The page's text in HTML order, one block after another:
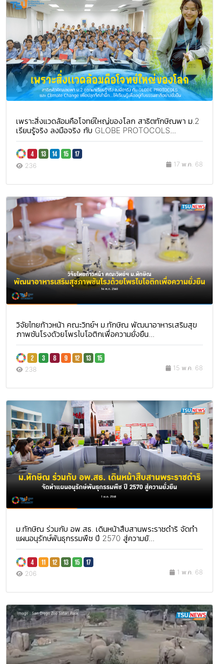
เพราะสิ่งแวดล้อมคือโจทย์ใหญ่ของโลก สาธิตทักษิณพา ม.2
เรียนรู้จริง ลงมือจริง กับ GLOBE PROTOCOLS...
236 17 พ.ค. 68
วิจัยไทยก้าวหน้า คณะวิทย์ฯ ม.ทักษิณ พัฒนาอาหารเสริมสุข
ภาพชันโรงด้วยโพรไบโอติกเพื่อความยั่งยืน...
238 15 พ.ค. 68
ม.ทักษิณ ร่วมกับ อพ.สธ. เดินหน้าสืบสานพระราชดำริ จัดทำ
แผนอนุรักษ์พันธุกรรมพืช ปี 2570 สู่ความยั...
206 1 พ.ค. 68